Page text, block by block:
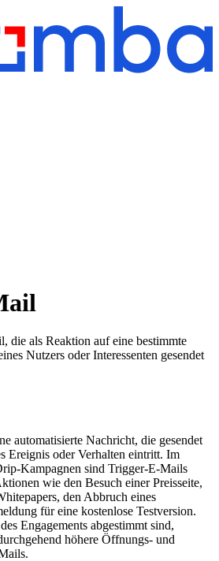
die als Reaktion auf eine bestimmte
Nutzers oder Interessenten gesendet
automatisierte Nachricht, die gesendet
Ereignis oder Verhalten eintritt. Im
Kampagnen sind Trigger-E-Mails
wie den Besuch einer Preisseite,
den Abbruch eines
für eine kostenlose Testversion.
Engagements abgestimmt sind,
höhere Öffnungs- und